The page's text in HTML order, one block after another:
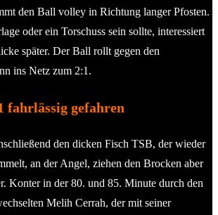
den Ball volley in Richtung langer Pfosten.
oder ein Torschuss sein sollte, interessiert
später. Der Ball rollt gegen den
ins Netz zum 2:1.
fahrlässig gefahren
den dicken Fisch TSB, der wieder
an der Angel, ziehen den Brocken aber
Konter in der 80. und 85. Minute durch den
Melih Cerrah, der mit seiner